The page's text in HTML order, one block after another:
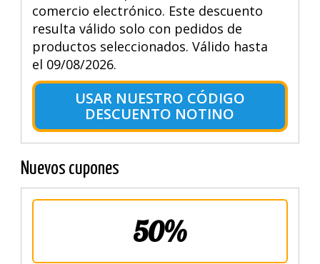
comercio electrónico. Este descuento
resulta válido solo con pedidos de
productos seleccionados. Válido hasta
el 09/08/2026.
USAR NUESTRO CÓDIGO
DESCUENTO NOTINO
Nuevos cupones
50%